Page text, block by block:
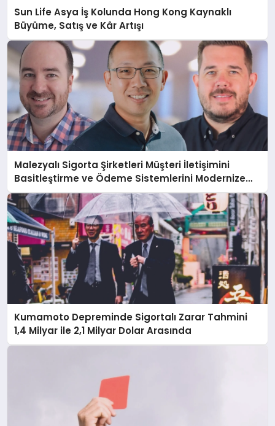
Sun Life Asya İş Kolunda Hong Kong Kaynaklı
Büyüme, Satış ve Kâr Artışı
Malezyalı Sigorta Şirketleri Müşteri İletişimini
Basitleştirme ve Ödeme Sistemlerini Modernize
Etme Baskısı Altında
Kumamoto Depreminde Sigortalı Zarar Tahmini
1,4 Milyar ile 2,1 Milyar Dolar Arasında